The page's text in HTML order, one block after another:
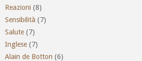
Reazioni (8)
Sensibilità (7)
Salute (7)
Inglese (7)
Alain de Botton (6)